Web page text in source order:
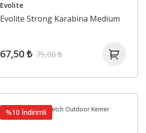
Evolite
Evolite Strong Karabina Medium
67,50 ₺ 75,00 ₺
%10 İndirimli